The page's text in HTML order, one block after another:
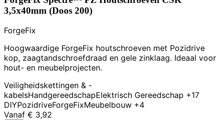
3,5x40mm (Doos 200)
ForgeFix
Hoogwaardige ForgeFix houtschroeven met Pozidrive
kop, zaagtandschroefdraad en gele zinklaag. Ideaal voor
hout- en meubelprojecten.
Veiligheidskettingen & -
kabelsHandgereedschapElektrisch Gereedschap +17
DIYPozidriveForgeFixMeubelbouw +4
Vanaf € 3,92